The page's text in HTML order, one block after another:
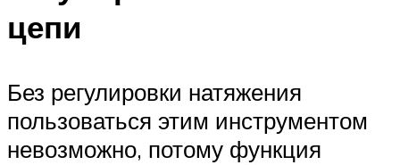
цепи
Без регулировки натяжения
пользоваться этим инструментом
невозможно, потому функция